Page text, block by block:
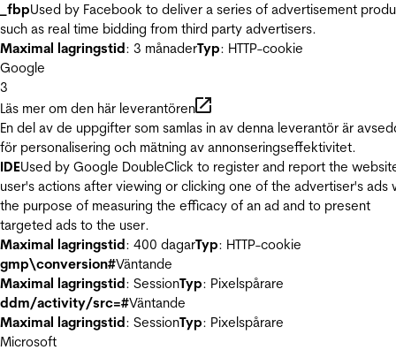
_fbpUsed by Facebook to deliver a series of advertisement
such as real time bidding from third party advertisers.
Maximal lagringstid: 3 månaderTyp: HTTP-cookie
Google
3
Läs mer om den här leverantören
En del av de uppgifter som samlas in av denna leverantör är
för personalisering och mätning av annonseringseffektivitet.
IDEUsed by Google DoubleClick to register and report the
user's actions after viewing or clicking one of the advertiser's ads
the purpose of measuring the efficacy of an ad and to present
targeted ads to the user.
Maximal lagringstid: 400 dagarTyp: HTTP-cookie
gmp\conversion#Väntande
Maximal lagringstid: SessionTyp: Pixelspårare
ddm/activity/src=#Väntande
Maximal lagringstid: SessionTyp: Pixelspårare
Microsoft